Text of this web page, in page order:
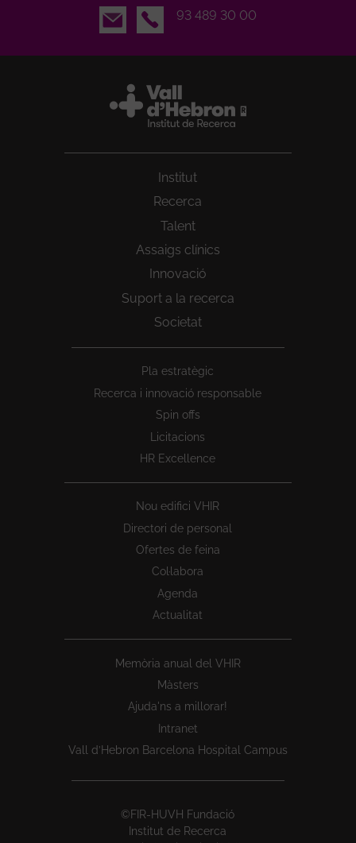
Email 93 489 30 00
Institut
Recerca
Talent
Assaigs clínics
Innovació
Suport a la recerca
Societat
Pla estratègic
Recerca i innovació responsable
Spin offs
Licitacions
HR Excellence
Nou edifici VHIR
Directori de personal
Ofertes de feina
Col·labora
Agenda
Actualitat
Memòria anual del VHIR
Màsters
Ajuda'ns a millorar!
Intranet
Vall d’Hebron Barcelona Hospital Campus
©FIR-HUVH Fundació
Institut de Recerca